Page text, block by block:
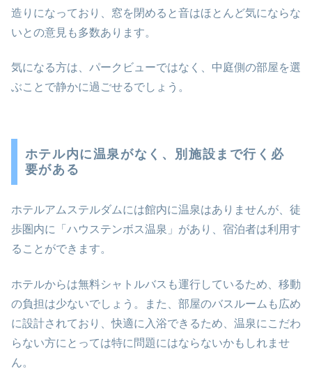
造りになっており、窓を閉めると音はほとんど気にならな
いとの意見も多数あります。
気になる方は、パークビューではなく、中庭側の部屋を選
ぶことで静かに過ごせるでしょう。
ホテル内に温泉がなく、別施設まで行く必
要がある
ホテルアムステルダムには館内に温泉はありませんが、徒
歩圏内に「ハウステンボス温泉」があり、宿泊者は利用す
ることができます。
ホテルからは無料シャトルバスも運行しているため、移動
の負担は少ないでしょう。また、部屋のバスルームも広め
に設計されており、快適に入浴できるため、温泉にこだわ
らない方にとっては特に問題にはならないかもしれませ
ん。